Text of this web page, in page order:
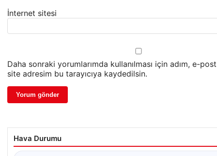
İnternet sitesi
Daha sonraki yorumlarımda kullanılması için adım, e-
site adresim bu tarayıcıya kaydedilsin.
Hava Durumu